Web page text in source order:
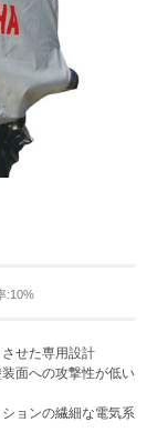
:10%
せた専用設計
面への攻撃性が低い
ョンの繊細な電気系